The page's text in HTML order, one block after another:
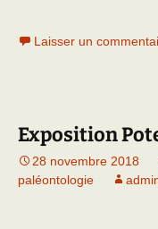
Laisser un
Exposition
28 novembre 2018
paléontologie